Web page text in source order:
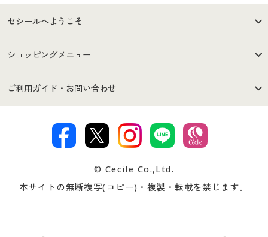
セシールへようこそ
はじめての方へ
セシールご利用規約
著作権・商標について 会社案内
ショッピングメニュー
商品カテゴリ
プレゼント＆キャンペーン サイトマップ
ご利用ガイド・お問い合わせ
交換・返品は お支払は
ついて
忘れの場合
© Cecile Co.,Ltd.
本サイトの無断複写(コピー)・複製・転載を禁じます。